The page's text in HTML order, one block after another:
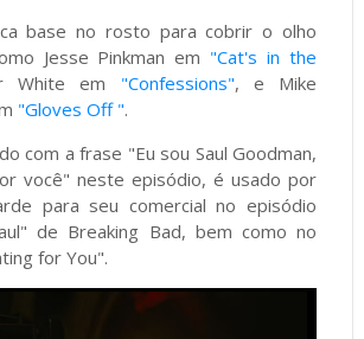
base no rosto para cobrir o olho
Jesse Pinkman em "Cat's in the
White em "Confessions", e Mike
"Gloves Off ".
com a frase "Eu sou Saul Goodman,
você" neste episódio, é usado por
para seu comercial no episódio
de Breaking Bad, bem como no
for You".